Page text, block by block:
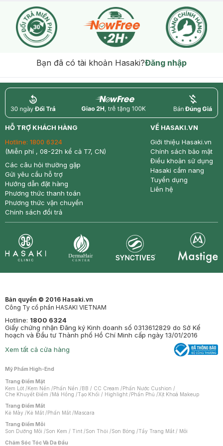
Bạn đã có tài khoản Hasaki?Đăng nhập
return nowfree price
HỖ TRỢ KHÁCH HÀNG
Hotline: 1800 6324
(Miễn phí , 08-22h kể cả T7, CN)
Các câu hỏi thường gặp
Gửi yêu cầu hỗ trợ
Hướng dẫn đặt hàng
Phương thức thanh toán
Phương thức vận chuyển
Chính sách đổi trả
VỀ HASAKI.VN
Giới thiệu Hasaki.vn
Chính sách bảo mật
Điều khoản sử dụng
Hasaki cẩm nang
Tuyển dụng
Liên hệ
Bản quyền © 2016 Hasaki.vn
Công Ty cổ phần HASAKI VIETNAM
Hotline: 1800 6324
Giấy chứng nhận Đăng ký Kinh doanh số 0313612829 do Sở Kế
hoạch và Đầu tư Thành phố Hồ Chí Minh cấp ngày 13/01/2016
Xem tất cả cửa hàng
Mỹ Phẩm High-End
Trang Điểm Mặt
Kem Lót /Kem Nền /Phấn Nền /BB / CC Cream /Phấn Nước Cushion /
Che Khuyết Điểm /Má Hồng /Tạo Khối / Highlight /Phấn Phủ /Xịt Khoá Makeup
Trang Điểm Mắt
Kẻ Mày /Kẻ Mắt /Phấn Mắt /Mascara
Trang Điểm Môi
Son Dưỡng Môi /Son Kem / Tint /Son Thỏi /Son Bóng /Tẩy Trang Mắt / Môi
Chăm Sóc Tóc Và Da Đầu